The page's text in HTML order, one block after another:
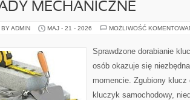
MECHANICZNE
ADMIN MAJ - 21 - 2026 MOŻLIWOŚĆ
Sprawdzone dorabianie
osób okazuje się
momencie. Zgubiony
kluczyk samochodowy,